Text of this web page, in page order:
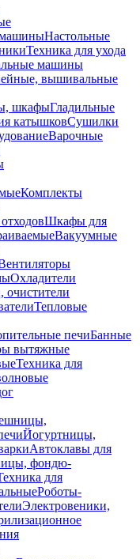
Настольные
Техника для ухода
машины
вышивальные
шкафыГладильные
катышковСушилки
Варочные
Комплекты
Шкафы для
Вакуумные
Охладители
очистители
Тепловые
печиБанные
вытяжные
Техника для
Йогуртницы,
Автоклавы для
фондю-
для
Роботы-
Электровеники,